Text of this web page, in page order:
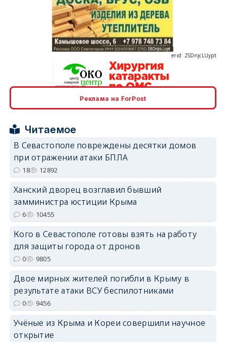
erid: 2SDnjcrDNw6
erid: 2SDnjdPjgYS
Реклама на ForPost
Читаемое
В Севастополе повреждены десятки домов
при отражении атаки БПЛА
18 12892
Ханский дворец возглавил бывший
замминистра юстиции Крыма
6 10455
Кого в Севастополе готовы взять на работу
для защиты города от дронов
0 9805
Двое мирных жителей погибли в Крыму в
результате атаки ВСУ беспилотниками
0 9456
Учёные из Крыма и Кореи совершили научное
открытие